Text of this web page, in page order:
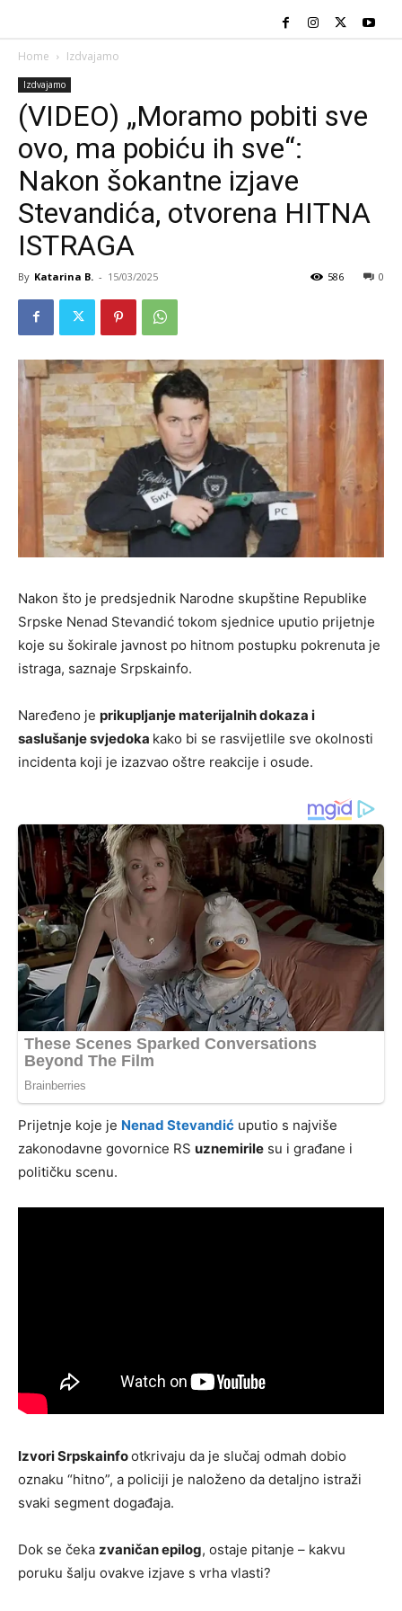
Home Izdvajamo
Izdvajamo
(VIDEO) „Moramo pobiti sve
ovo, ma pobiću ih sve“:
Nakon šokantne izjave
Stevandića, otvorena HITNA
ISTRAGA
By Katarina B. - 15/03/2025 0
586
Nakon što je predsjednik Narodne skupštine Republike
Srpske Nenad Stevandić tokom sjednice uputio prijetnje
koje su šokirale javnost po hitnom postupku pokrenuta je
istraga, saznaje Srpskainfo.
Naređeno je prikupljanje materijalnih dokaza i
saslušanje svjedoka kako bi se rasvijetlile sve okolnosti
incidenta koji je izazvao oštre reakcije i osude.
Prijetnje koje je Nenad Stevandić uputio s najviše
zakonodavne govornice RS uznemirile su i građane i
političku scenu.
Izvori Srpskainfootkrivaju da je slučaj odmah dobio
oznaku “hitno”, a policiji je naloženo da detaljno istraži
svaki segment događaja.
Dok se čeka zvaničan epilog, ostaje pitanje – kakvu
poruku šalju ovakve izjave s vrha vlasti?